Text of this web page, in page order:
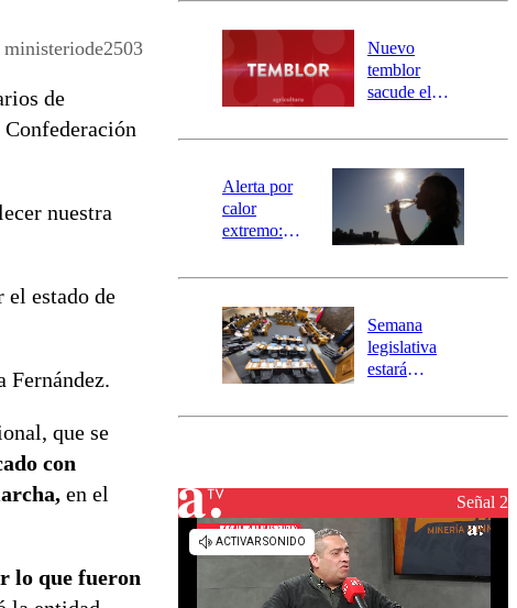
ministeriode2503
de
nuestra
el estado de
Fernández.
que se
con
en el
lo que fueron
río Damas:
activa
mensajería
SAE
Nuevo
temblor
sacude el
revisa la
epicentro
Alerta por
calor
extremo:
activa Alerta
Preventiva en
tres comunas
Semana
legislativa
estará
el fin de la
reconstrucciónSeñal 2